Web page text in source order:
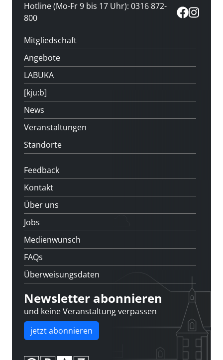
Hotline (Mo-Fr 9 bis 17 Uhr): 0316 872-
800
Mitgliedschaft
Angebote
LABUKA
[kju:b]
News
Veranstaltungen
Standorte
Feedback
Kontakt
Über uns
Jobs
Medienwunsch
FAQs
Überweisungsdaten
Newsletter abonnieren
und keine Veranstaltung verpassen
jetzt abonnieren